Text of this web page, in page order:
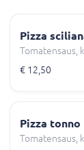
Pizza
Tomatensaus,
€ 12,50
Pizza tonno
Tomatensaus,